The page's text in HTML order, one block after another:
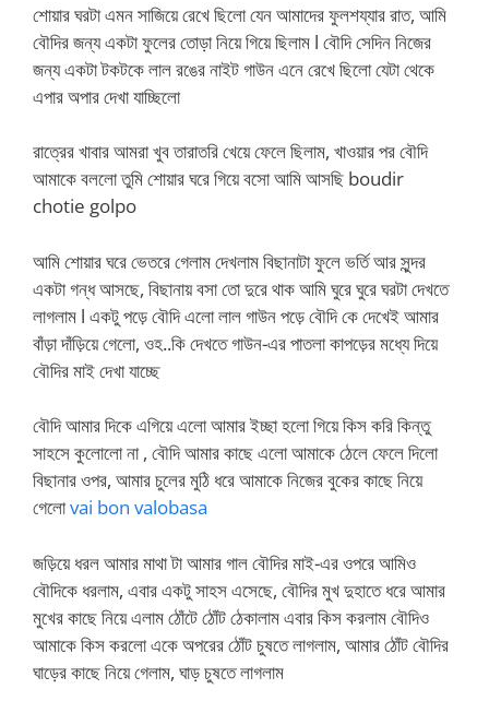
শোয়ার ঘরটা এমন সাজিয়ে রেখে ছিলো যেন আমাদের ফুলশয্যার রাত, আমি
বৌদির জন্য একটা ফুলের তোড়া নিয়ে গিয়ে ছিলাম l বৌদি সেদিন নিজের
জন্য একটা টকটকে লাল রঙের নাইট গাউন এনে রেখে ছিলো যেটা থেকে
এপার অপার দেখা যাচ্ছিলো
রাত্রের খাবার আমরা খুব তারাতরি খেয়ে ফেলে ছিলাম, খাওয়ার পর বৌদি
আমাকে বললো তুমি শোয়ার ঘরে গিয়ে বসো আমি আসছি boudir
chotie golpo
আমি শোয়ার ঘরে ভেতরে গেলাম দেখলাম বিছানাটা ফুলে ভর্তি আর সুন্দর
একটা গন্ধ আসছে, বিছানায় বসা তো দুরে থাক আমি ঘুরে ঘুরে ঘরটা দেখতে
লাগলাম l একটু পড়ে বৌদি এলো লাল গাউন পড়ে বৌদি কে দেখেই আমার
বাঁড়া দাঁড়িয়ে গেলো, ওহ..কি দেখতে গাউন-এর পাতলা কাপড়ের মধ্যে দিয়ে
বৌদির মাই দেখা যাচ্ছে
বৌদি আমার দিকে এগিয়ে এলো আমার ইচ্ছা হলো গিয়ে কিস করি কিন্তু
সাহসে কুলোলো না , বৌদি আমার কাছে এলো আমাকে ঠেলে ফেলে দিলো
বিছানার ওপর, আমার চুলের মুঠি ধরে আমাকে নিজের বুকের কাছে নিয়ে
গেলোvai bon valobasa
জড়িয়ে ধরল আমার মাথা টা আমার গাল বৌদির মাই-এর ওপরে আমিও
বৌদিকে ধরলাম, এবার একটু সাহস এসেছে, বৌদির মুখ দুহাতে ধরে আমার
মুখের কাছে নিয়ে এলাম ঠোঁটে ঠোঁট ঠেকালাম এবার কিস করলাম বৌদিও
আমাকে কিস করলো একে অপরের ঠোঁট চুষতে লাগলাম, আমার ঠোঁট বৌদির
ঘাড়ের কাছে নিয়ে গেলাম, ঘাড় চুষতে লাগলাম